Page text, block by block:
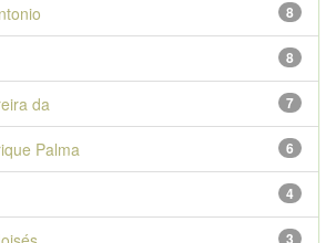
8
8
7
da
6
Palma
4
3